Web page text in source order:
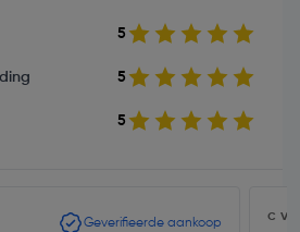
5
5
5
Geverifieerde aankoop c